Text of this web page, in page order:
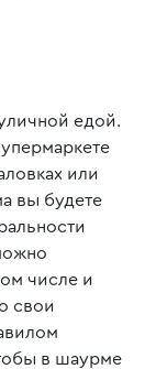
едой.
или
вы будете
числе и
свои
в шаурме